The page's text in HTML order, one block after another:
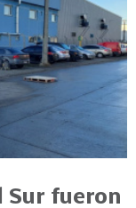
Sur fueron